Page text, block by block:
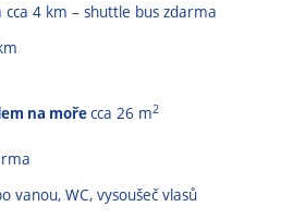
cca 4 km – shuttle bus zdarma
na mořecca 26 m2
vanou, WC, vysoušeč vlasů